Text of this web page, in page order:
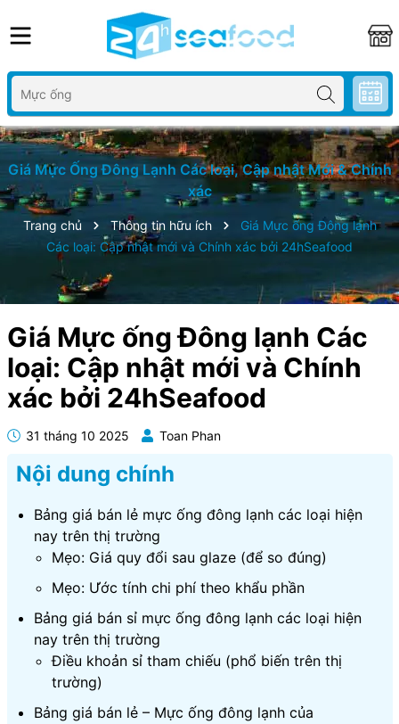
Giá Mực Ống Đông Lạnh Các loại, Cập nhật Mới & Chính
xác
Trang chủ Thông tin hữu ích
Giá Mực ống Đông lạnh
Các loại: Cập nhật mới và Chính xác bởi 24hSeafood
Giá Mực ống Đông lạnh Các
loại: Cập nhật mới và Chính
xác bởi 24hSeafood
31 tháng 10 2025 Toan Phan
Nội dung chính
Bảng giá bán lẻ mực ống đông lạnh các loại hiện
nay trên thị trường
Mẹo: Giá quy đổi sau glaze (để so đúng)
Mẹo: Ước tính chi phí theo khẩu phần
Bảng giá bán sỉ mực ống đông lạnh các loại hiện
nay trên thị trường
Điều khoản sỉ tham chiếu (phổ biến trên thị
trường)
Bảng giá bán lẻ – Mực ống đông lạnh của